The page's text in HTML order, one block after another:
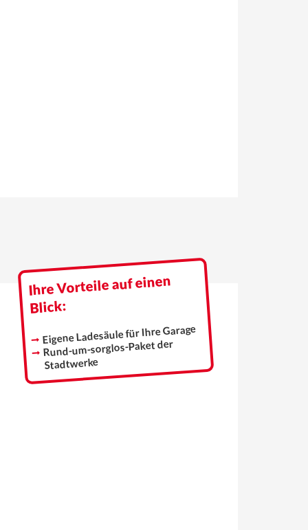
Ihre Vorteile auf einen
Blick:
Eigene Ladesäule für Ihre Garage
Rund-um-sorglos-Paket der
Stadtwerke